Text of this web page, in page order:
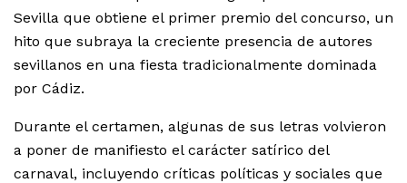
Sevilla que obtiene el primer premio del concurso, un
hito que subraya la creciente presencia de autores
sevillanos en una fiesta tradicionalmente dominada
por Cádiz.
Durante el certamen, algunas de sus letras volvieron
a poner de manifiesto el carácter satírico del
carnaval, incluyendo críticas políticas y sociales que